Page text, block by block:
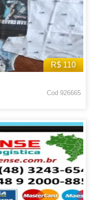
R$ 110
Cod 926665